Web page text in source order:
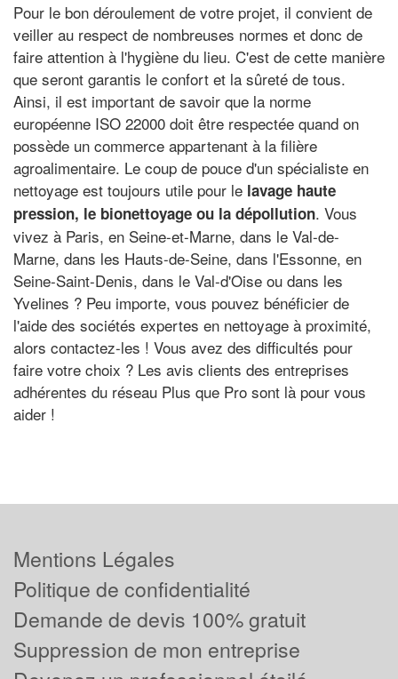
Pour le bon déroulement de votre projet, il convient de
veiller au respect de nombreuses normes et donc de
faire attention à l'hygiène du lieu. C'est de cette manière
que seront garantis le confort et la sûreté de tous.
Ainsi, il est important de savoir que la norme
européenne ISO 22000 doit être respectée quand on
possède un commerce appartenant à la filière
agroalimentaire. Le coup de pouce d'un spécialiste en
nettoyage est toujours utile pour le lavage haute
pression, le bionettoyage ou la dépollution. Vous
vivez à Paris, en Seine-et-Marne, dans le Val-de-
Marne, dans les Hauts-de-Seine, dans l'Essonne, en
Seine-Saint-Denis, dans le Val-d'Oise ou dans les
Yvelines ? Peu importe, vous pouvez bénéficier de
l'aide des sociétés expertes en nettoyage à proximité,
alors contactez-les ! Vous avez des difficultés pour
faire votre choix ? Les avis clients des entreprises
adhérentes du réseau Plus que Pro sont là pour vous
aider !
Mentions Légales
Politique de confidentialité
Demande de devis 100% gratuit
Suppression de mon entreprise